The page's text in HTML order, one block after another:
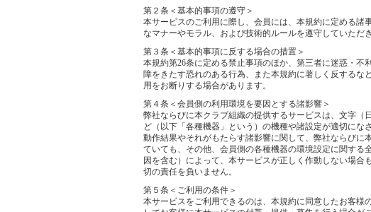
第２条＜基本的事項の遵守＞
本サービスのご利用に際し、会員には、本規約に定める
なマナーやモラル、および技術的ルールを遵守していただき
第３条＜基本的事項に反する場合の措置＞
本規約第26条に定める禁止事項のほか、第三者に迷惑・
障をきたす恐れのある行為、また本規約に著しく反するな
用をお断りする場合があります。
第４条＜会員側の利用環境を要因とする諸影響＞
弊社ならびに本クラブ組織の提供するサービスは、文字
ど（以下「各種機器」という）の機種や諸設定が適切に
動作結果やそれがもたらす諸影響に関して、弊社ならびに
ていても、その他、会員側の各種機器の環境設定に関す
因を含む）によって、本サービスが正しく作動しない場
切の責任を負いません。
第５条＜ご利用の条件＞
本サービスをご利用できるのは、本規約に同意したお客